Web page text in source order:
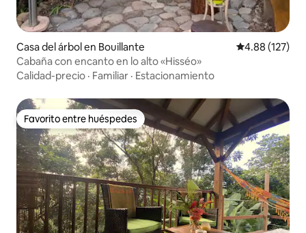
Casa del árbol en Bouillante Calificación
4.88 (127)
Cabaña con encanto en lo alto «Hisséo»
Calidad-precio · Familiar · Estacionamiento
Favorito entre huéspedes
Favorito entre huéspedes